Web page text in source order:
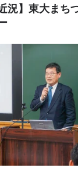
況】東大まち